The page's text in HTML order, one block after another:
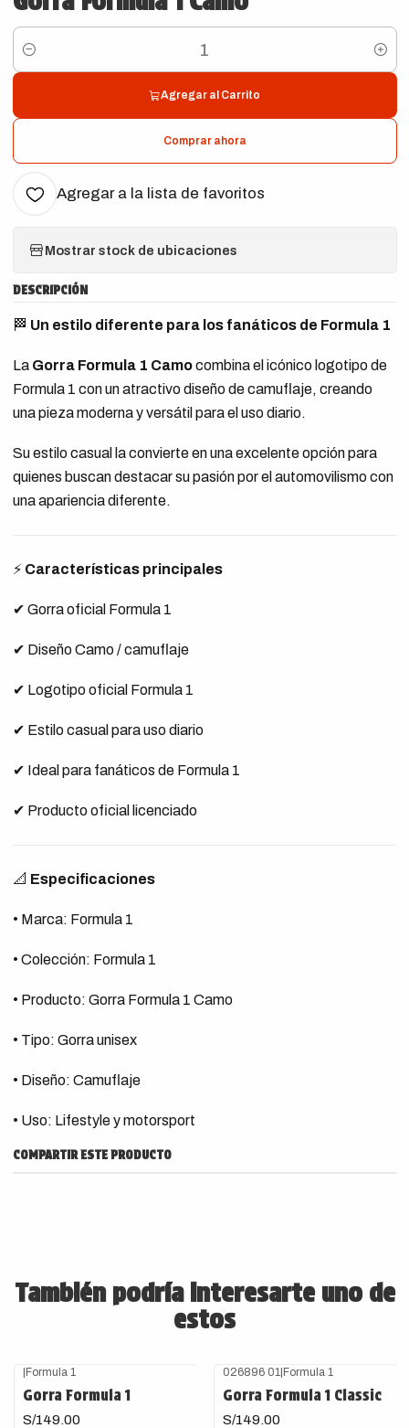
Cantidad
Agregar al Carrito
Comprar ahora
Agregar a la lista de favoritos
Mostrar stock de ubicaciones
DESCRIPCIÓN
🏁 Un estilo diferente para los fanáticos de Formula 1
La Gorra Formula 1 Camocombina el icónico logotipo de
Formula 1 con un atractivo diseño de camuflaje, creando
una pieza moderna y versátil para el uso diario.
Su estilo casual la convierte en una excelente opción para
quienes buscan destacar su pasión por el automovilismo con
una apariencia diferente.
⚡ Características principales
✔ Gorra oficial Formula 1
✔ Diseño Camo / camuflaje
✔ Logotipo oficial Formula 1
✔ Estilo casual para uso diario
✔ Ideal para fanáticos de Formula 1
✔ Producto oficial licenciado
📐 Especificaciones
• Marca: Formula 1
• Colección: Formula 1
• Producto: Gorra Formula 1 Camo
• Tipo: Gorra unisex
• Diseño: Camuflaje
• Uso: Lifestyle y motorsport
COMPARTIR ESTE PRODUCTO
También podría interesarte uno de
estos
|Formula 1
Gorra Formula 1
S/149.00
026896 01 |Formula 1
Gorra Formula 1 Classic
S/149.00